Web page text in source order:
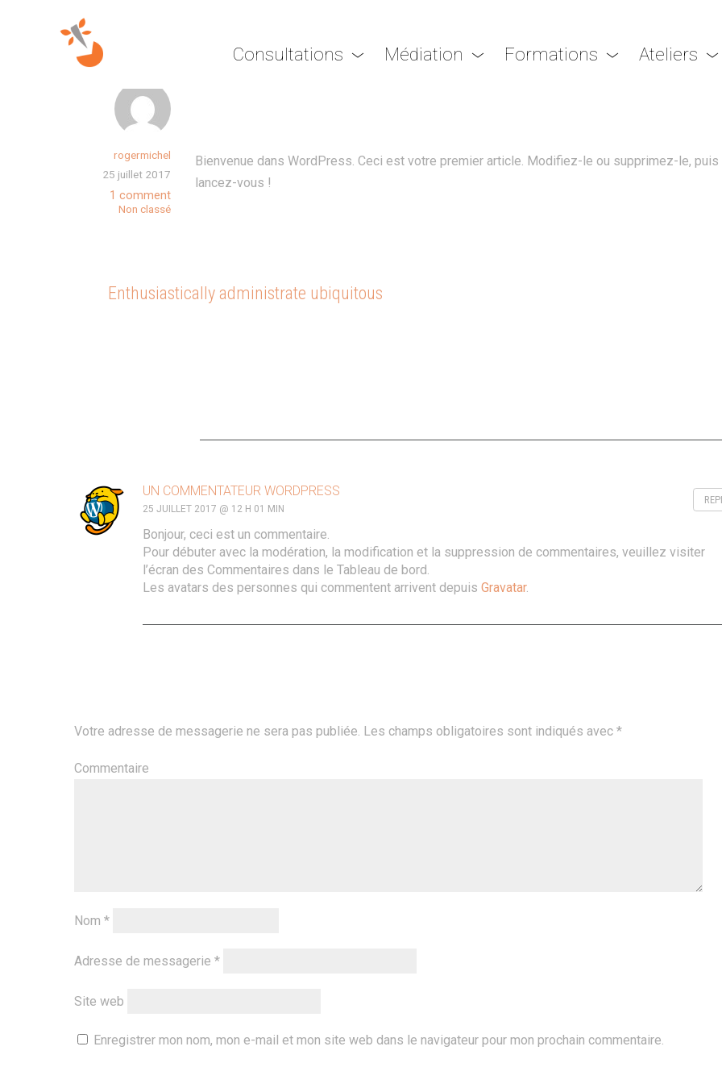
Consultations Médiation Formations Ateliers
rogermichel
25 juillet 2017
1 comment
Non classé
Bienvenue dans WordPress. Ceci est votre premier article. Modifiez-le ou supprimez-le, puis
lancez-vous !
Enthusiastically administrate ubiquitous
UN COMMENTATEUR WORDPRESS
25 JUILLET 2017 @ 12 H 01 MIN
Bonjour, ceci est un commentaire.
Pour débuter avec la modération, la modification et la suppression de commentaires, veuillez visiter
l’écran des Commentaires dans le Tableau de bord.
Les avatars des personnes qui commentent arrivent depuis Gravatar.
Votre adresse de messagerie ne sera pas publiée. Les champs obligatoires sont indiqués avec *
Commentaire
Nom *
Adresse de messagerie *
Site web
Enregistrer mon nom, mon e-mail et mon site web dans le navigateur pour mon prochain commentaire.